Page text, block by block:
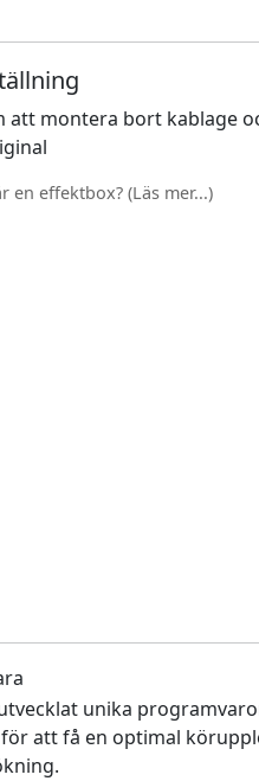
att montera bort kablage
en effektbox? (Läs mer...)
unika
att få en optimal